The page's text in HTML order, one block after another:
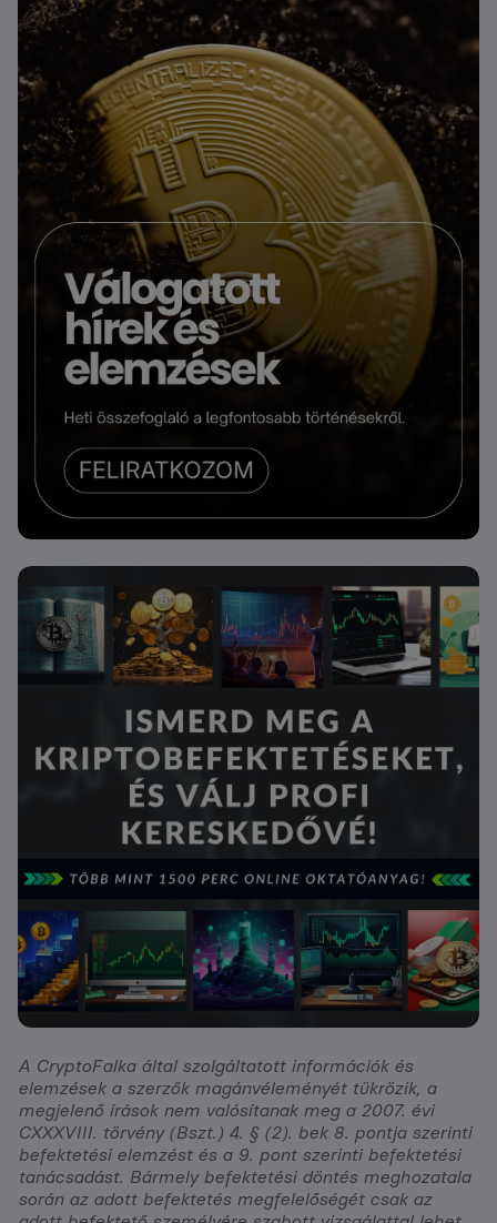
A CryptoFalka által szolgáltatott információk és
elemzések a szerzők magánvéleményét tükrözik, a
megjelenő írások nem valósítanak meg a 2007. évi
CXXXVIII. törvény (Bszt.) 4. § (2). bek 8. pontja szerinti
befektetési elemzést és a 9. pont szerinti befektetési
tanácsadást. Bármely befektetési döntés meghozatala
során az adott befektetés megfelelőségét csak az